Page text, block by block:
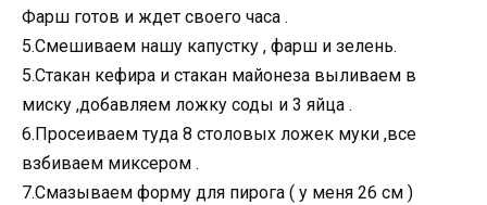
Фарш готов и ждет своего часа .
5.Смешиваем нашу капустку , фарш и зелень.
5.Стакан кефира и стакан майонеза выливаем в
миску ,добавляем ложку соды и 3 яйца .
6.Просеиваем туда 8 столовых ложек муки ,все
взбиваем миксером .
7.Смазываем форму для пирога ( у меня 26 см )